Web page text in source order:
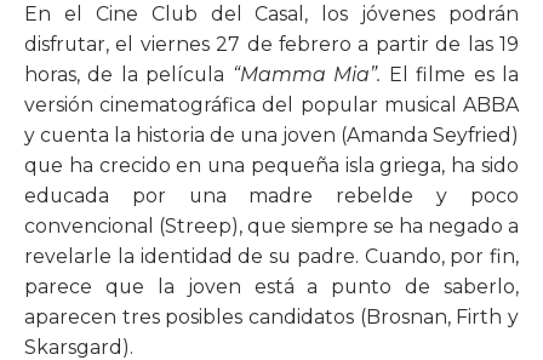
En el Cine Club del Casal, los jóvenes podrán
disfrutar, el viernes 27 de febrero a partir de las 19
horas, de la película “Mamma Mia”. El filme es la
versión cinematográfica del popular musical ABBA
y cuenta la historia de una joven (Amanda Seyfried)
que ha crecido en una pequeña isla griega, ha sido
educada por una madre rebelde y poco
convencional (Streep), que siempre se ha negado a
revelarle la identidad de su padre. Cuando, por fin,
parece que la joven está a punto de saberlo,
aparecen tres posibles candidatos (Brosnan, Firth y
Skarsgard).